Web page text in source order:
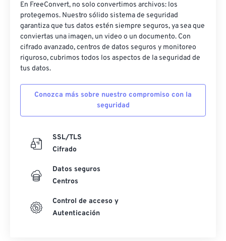
En FreeConvert, no solo convertimos archivos: los
protegemos. Nuestro sólido sistema de seguridad
garantiza que tus datos estén siempre seguros, ya sea que
conviertas una imagen, un video o un documento. Con
cifrado avanzado, centros de datos seguros y monitoreo
riguroso, cubrimos todos los aspectos de la seguridad de
tus datos.
Conozca más sobre nuestro compromiso con la
seguridad
SSL/TLS
Cifrado
Datos seguros
Centros
Control de acceso y
Autenticación